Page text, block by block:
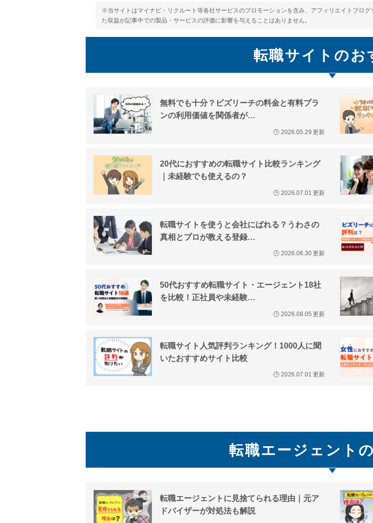
※当サイトはマイナビ・リクルート等各社サービスのプロモーションを含み、アフィリエイトプロ
た収益が記事中での製品・サービスの評価に影響を与えることはありません。
転職サイトのお
無料でも十分？ビズリーチの料金と有料プラ
ンの利用価値を関係者が…
🕒 2026.05.29 更新
20代におすすめの転職サイト比較ランキング
｜未経験でも使えるの？
🕒 2026.07.01 更新
転職サイトを使うと会社にばれる？うわさの
真相とプロが教える登録…
🕒 2026.06.30更新
50代おすすめ転職サイト・エージェント18社
を比較！正社員や未経験…
🕒 2026.08.05 更新
転職サイト人気評判ランキング！1000人に聞
いたおすすめサイト比較
🕒 2026.07.01 更新
転職エージェント
転職エージェントに見捨てられる理由｜元ア
ドバイザーが対処法も解説